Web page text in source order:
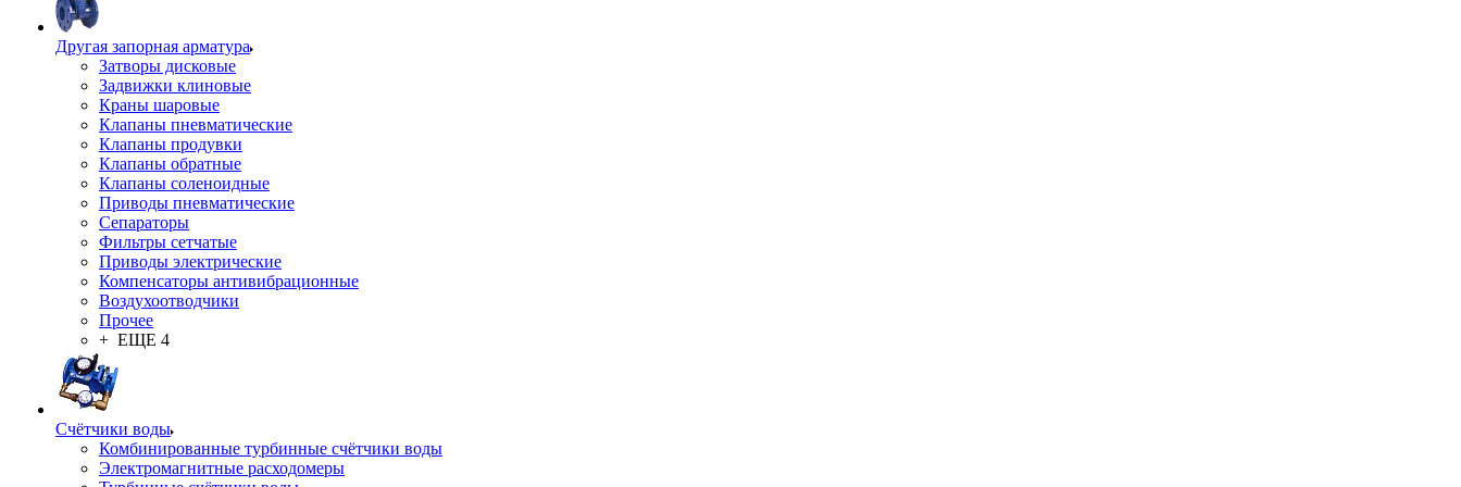
Другая запорная арматура
Затворы дисковые
Задвижки клиновые
Краны шаровые
Клапаны пневматические
Клапаны продувки
Клапаны обратные
Клапаны соленоидные
Приводы пневматические
Сепараторы
Фильтры сетчатые
Приводы электрические
Компенсаторы антивибрационные
Воздухоотводчики
Прочее
+ ЕЩЕ 4
Счётчики воды
Комбинированные турбинные счётчики воды
Электромагнитные расходомеры